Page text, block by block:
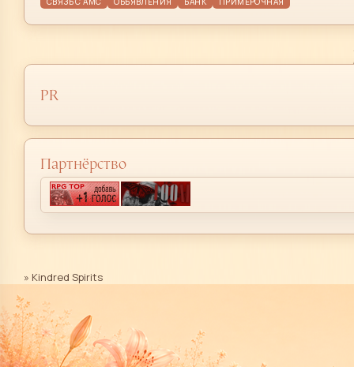
PR
Партнёрство
» Kindred Spirits